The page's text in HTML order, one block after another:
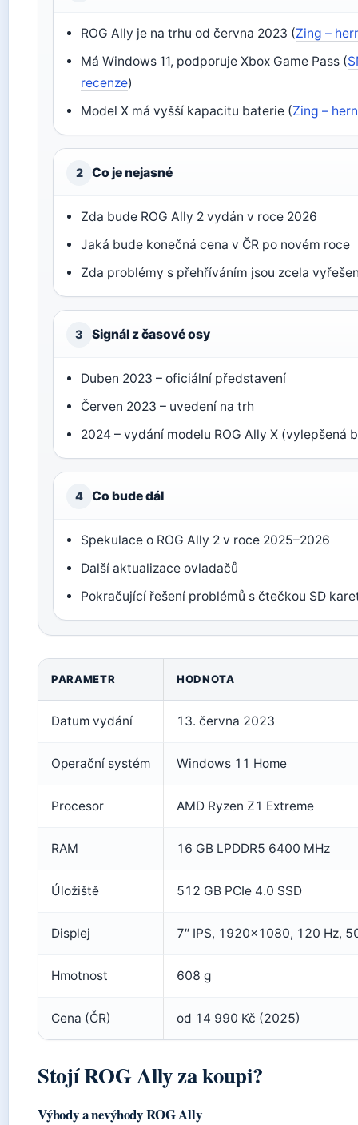
ROG Ally je na trhu od června 2023 (Zing –
Má Windows 11, podporuje Xbox Game Pass (
recenze)
Model X má vyšší kapacitu baterie (Zing –
2 Co je nejasné
Zda bude ROG Ally 2 vydán v roce 2026
Jaká bude konečná cena v ČR po novém roce
Zda problémy s přehříváním jsou zcela
3 Signál z časové osy
Duben 2023 – oficiální představení
Červen 2023 – uvedení na trh
2024 – vydání modelu ROG Ally X (vylepšená
4 Co bude dál
Spekulace o ROG Ally 2 v roce 2025–2026
Další aktualizace ovladačů
Pokračující řešení problémů s čtečkou SD
PARAMETR HODNOTA
Datum vydání 13. června 2023
Operační systém Windows 11 Home
Procesor AMD Ryzen Z1 Extreme
RAM 16 GB LPDDR5 6400 MHz
Úložiště 512 GB PCIe 4.0 SSD
Displej 7″ IPS, 1920×1080, 120 Hz,
Hmotnost 608 g
Cena (ČR) od 14 990 Kč (2025)
Stojí ROG Ally za koupi?
Výhody a nevýhody ROG Ally